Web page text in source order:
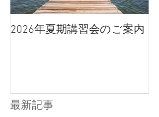
2026年夏期講習会のご案内
最新記事